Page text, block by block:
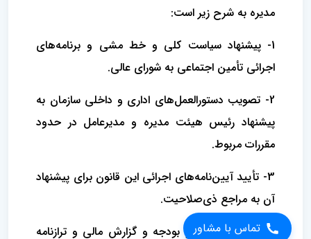
تماس با مشاور
مدیره به شرح زیر است:
1- پیشنهاد سیاست کلی و خط ‌مشی و برنامه‌‌های
اجرائی تأمین اجتماعی به شورای عالی.
2- تصویب دستورالعمل‌های اداری و داخلی سازمان به
پیشنهاد رئیس هیئت مدیره و مدیرعامل در حدود
مقررات مربوط.
3- تأیید آیین‌نامه‌های اجرائی این قانون برای پیشنهاد
آن به مراجع ذی‌صلاحیت.
4- تصویب برنامه و بودجه و گزارش مالی و ترازنامه